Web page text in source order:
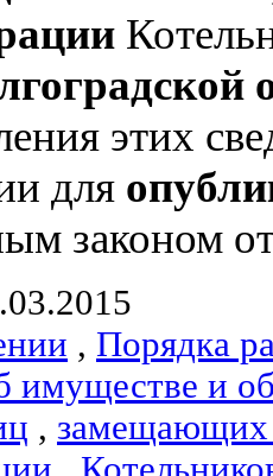
этих
для
законом
, Порядка
имуществе и
, замещающих